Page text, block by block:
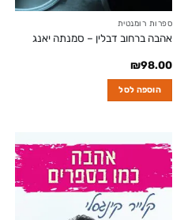
ספרות רומנטית
אהבה ברחוב דבלין – סמנתה יאנג
₪98.00
הוספה לסל